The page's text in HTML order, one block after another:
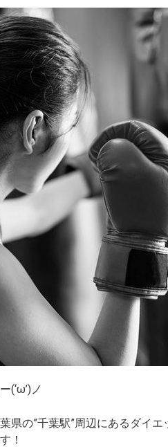
(‘ω’)ノ
県の”千葉駅”周辺にあるダイ
！